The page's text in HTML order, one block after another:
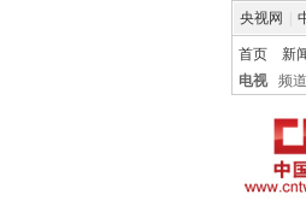
央视网
首页 新
电视
频